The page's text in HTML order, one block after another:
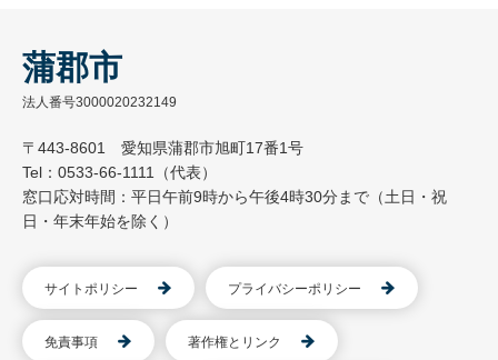
蒲郡市
法人番号3000020232149
〒443-8601 愛知県蒲郡市旭町17番1号
Tel：0533-66-1111（代表）
窓口応対時間：平日午前9時から午後4時30分まで（土日・祝
日・年末年始を除く）
サイトポリシー プライバシーポリシー
免責事項 著作権とリンク